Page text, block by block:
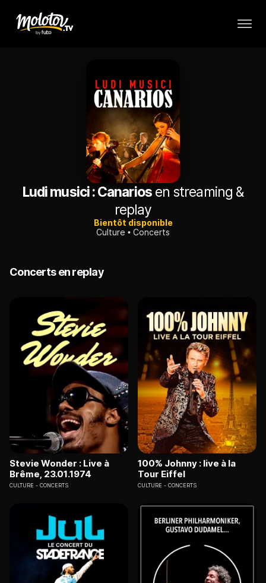
Ludi musici : Canariosen streaming &
replay
Bientôt disponible
Culture
Concerts
Concerts en replay
Stevie Wonder : Live à
Brême, 23.01.1974
CULTURE CONCERTS
100% Johnny : live à la
Tour Eiffel
CULTURE CONCERTS